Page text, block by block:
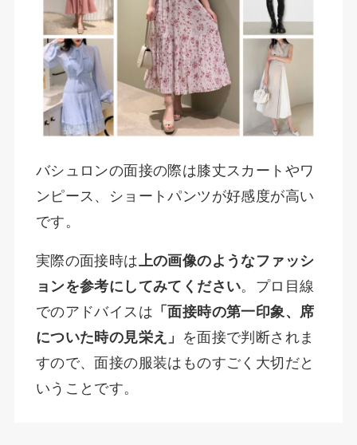
バシュロンの面接の際は膝丈スカートやワ
ンピース、ショートパンツが好感度が高い
です。
実際の面接時は上の画像のようなファッシ
ョンを参考にしてみてください。プロ目線
でのアドバイスは 「面接時の第一印象、席
についた時の見栄え」
を面接で判断されま
すので、面接の服装はものすごく大切だと
いうことです。